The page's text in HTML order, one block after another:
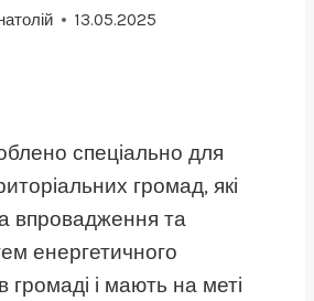
13.05.2025
спеціально для
громад, які
впровадження та
енергетичного
і мають на меті